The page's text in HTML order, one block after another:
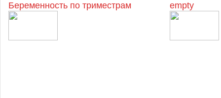
Беременность по триместрам empty